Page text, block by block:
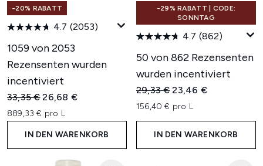
-20% RABATT
4.7 (2053)
1059 von 2053
Rezensenten wurden
incentiviert
Unverbindliche Preisempfehlung:
33,35 €Aktueller Preis:
26,68 €
889,33 € pro L
IN DEN WARENKORB
-29% RABATT | CODE:
SONNTAG
4.7 (862)
50 von 862 Rezensenten
wurden incentiviert
Unverbindliche
29,33 €Aktueller Preis:
23,46 €
156,40 € pro L
IN DEN WARENKORB